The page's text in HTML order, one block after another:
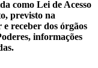
como Lei de Acesso
previsto na
receber dos órgãos
informações